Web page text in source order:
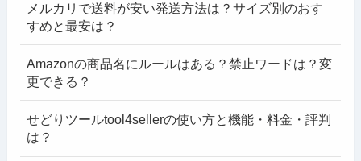
メルカリで送料が安い発送方法は？サイズ別のおす
すめと最安は？
Amazonの商品名にルールはある？禁止ワードは？変
更できる？
せどりツールtool4sellerの使い方と機能・料金・評判
は？